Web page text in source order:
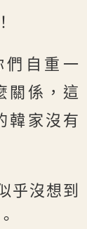
自重一
關係，這
韓家沒有
乎沒想到